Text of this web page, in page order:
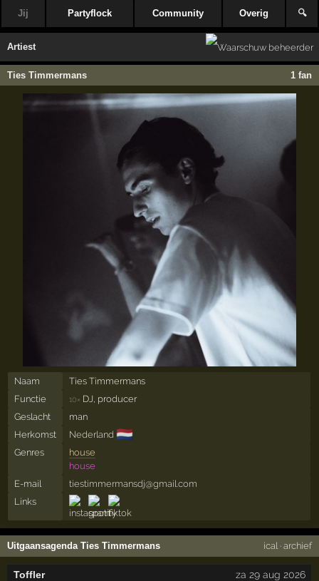
Jij Partyflock Community Overig 🔍
Artiest
Ties Timmermans 1 fan
Naam
Ties Timmermans
Functie
10× DJ, producer
Geslacht
man
Herkomst
Nederland 🇳🇱
Genres
house
house
E-mail
tiestimmermansdj@gmail.com
Links
Uitgaansagenda Ties Timmermans ical· archief
Toffler za 29 aug 2026